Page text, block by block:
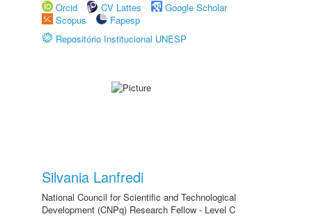
Orcid
CV Lattes
Google Scholar
Scopus
Fapesp
Repositório Institucional UNESP
Silvania Lanfredi
National Council for Scientific and Technological
Development (CNPq) Research Fellow - Level C